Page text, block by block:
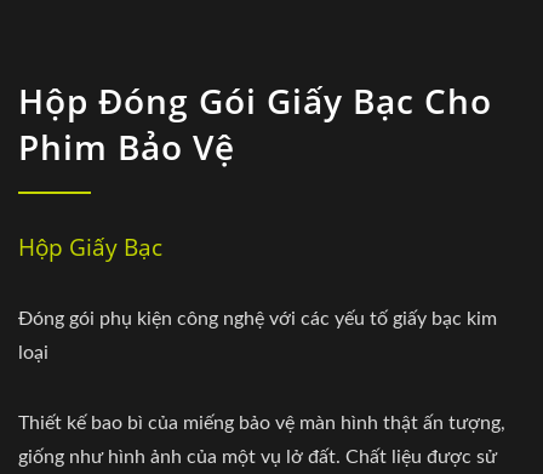
Hộp Đóng Gói Giấy Bạc Cho
Phim Bảo Vệ
Hộp Giấy Bạc
Đóng gói phụ kiện công nghệ với các yếu tố giấy bạc kim
loại
Thiết kế bao bì của miếng bảo vệ màn hình thật ấn tượng,
giống như hình ảnh của một vụ lở đất. Chất liệu được sử